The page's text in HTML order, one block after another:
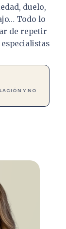
duelo,
Todo lo
de repetir
Y NO